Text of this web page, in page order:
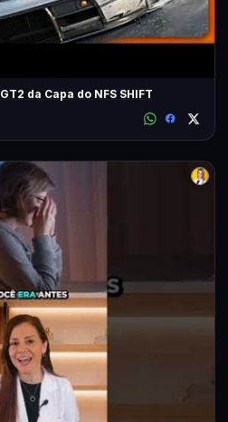
da Capa do NFS SHIFT